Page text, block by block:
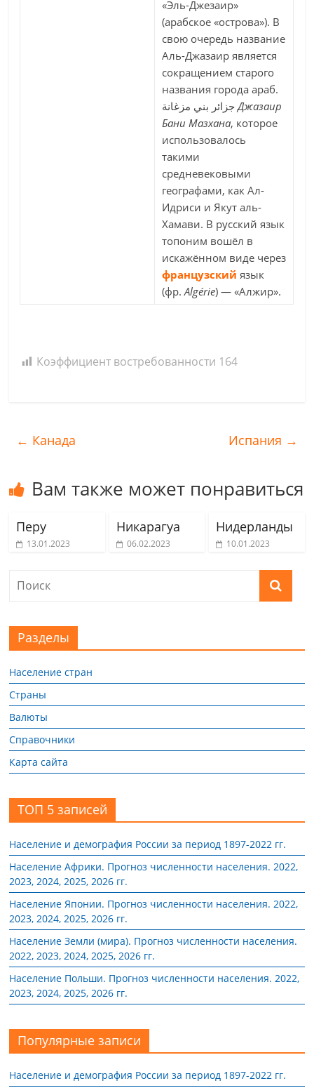
«Эль-Джезаир»
(арабское «острова»). В
свою очередь название
Аль-Джазаир является
сокращением старого
названия города араб.
جزائر بني مزغانة‎‎Джазаир
Бани Мазхана, которое
использовалось
такими
средневековыми
географами, как Ал-
Идриси и Якут аль-
Хамави. В русский язык
топоним вошёл в
искажённом виде через
французский язык
(фр.Algérie) — «Алжир».
Коэффициент востребованности 164
← Канада Испания →
Вам также может понравиться
Перу
13.01.2023
Никарагуа
06.02.2023
Нидерланды
10.01.2023
Разделы
Население стран
Страны
Валюты
Справочники
Карта сайта
ТОП 5 записей
Население и демография России за период 1897-2022 гг.
Население Африки. Прогноз численности населения. 2022,
2023, 2024, 2025, 2026 гг.
Население Японии. Прогноз численности населения. 2022,
2023, 2024, 2025, 2026 гг.
Население Земли (мира). Прогноз численности населения.
2022, 2023, 2024, 2025, 2026 гг.
Население Польши. Прогноз численности населения. 2022,
2023, 2024, 2025, 2026 гг.
Популярные записи
Население и демография России за период 1897-2022 гг.